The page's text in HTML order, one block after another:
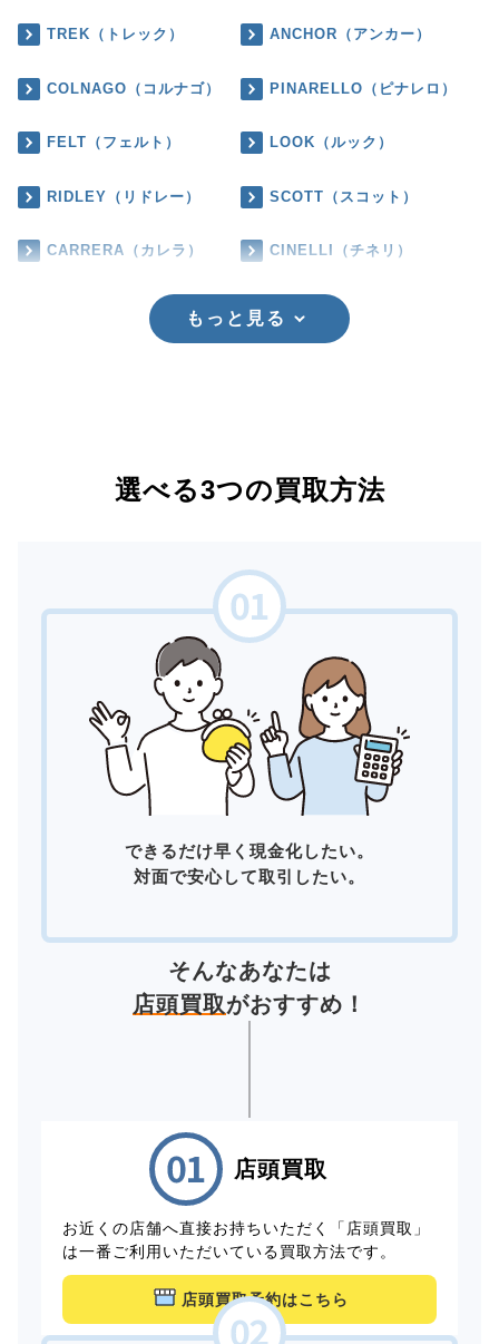
TREK（トレック） ANCHOR（アンカー）
COLNAGO（コルナゴ） PINARELLO（ピナレロ）
FELT（フェルト） LOOK（ルック）
RIDLEY（リドレー） SCOTT（スコット）
CARRERA（カレラ） CINELLI（チネリ）
もっと見る
選べる3つの買取方法
できるだけ早く現金化したい。
対面で安心して取引したい。
そんなあなたは
店頭買取がおすすめ！
店頭買取
お近くの店舗へ直接お持ちいただく「店頭買取」
は一番ご利用いただいている買取方法です。
店頭買取予約はこちら